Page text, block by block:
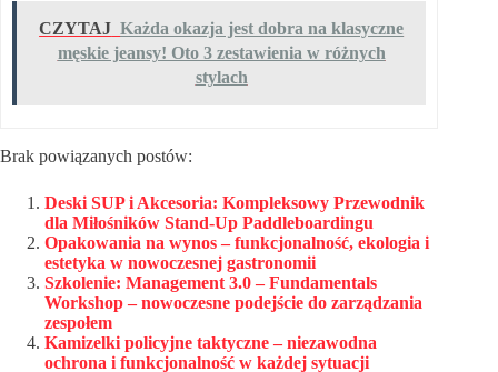
CZYTAJ Każda okazja jest dobra na klasyczne
męskie jeansy! Oto 3 zestawienia w różnych
stylach
Brak powiązanych postów:
Deski SUP i Akcesoria: Kompleksowy Przewodnik
dla Miłośników Stand-Up Paddleboardingu
Opakowania na wynos – funkcjonalność, ekologia i
estetyka w nowoczesnej gastronomii
Szkolenie: Management 3.0 – Fundamentals
Workshop – nowoczesne podejście do zarządzania
zespołem
Kamizelki policyjne taktyczne – niezawodna
ochrona i funkcjonalność w każdej sytuacji